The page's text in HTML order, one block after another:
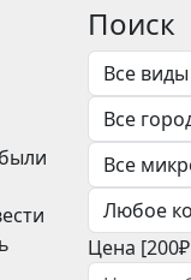
Поиск
Цена [200₽